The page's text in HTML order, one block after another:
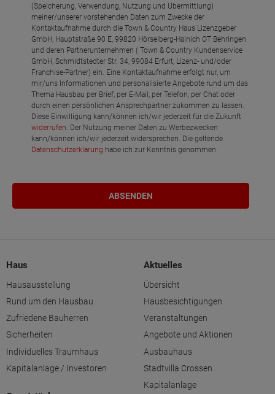
(Speicherung, Verwendung, Nutzung und Übermittlung)
meiner/unserer vorstehenden Daten zum Zwecke der
Kontaktaufnahme durch die Town & Country Haus Lizenzgeber
GmbH, Hauptstraße 90 E, 99820 Hörselberg-Hainich OT Behringen
und deren Partnerunternehmen ( Town & Country Kundenservice
GmbH, Schmidtstedter Str. 34, 99084 Erfurt, Lizenz- und/oder
Franchise-Partner) ein. Eine Kontaktaufnahme erfolgt nur, um
mir/uns Informationen und personalisierte Angebote rund um das
Thema Hausbau per Brief, per E-Mail, per Telefon, per Chat oder
durch einen persönlichen Ansprechpartner zukommen zu lassen.
Diese Einwilligung kann/können ich/wir jederzeit für die Zukunft
widerrufen . Der Nutzung meiner Daten zu Werbezwecken
kann/können ich/wir jederzeit widersprechen. Die geltende
Datenschutzerklärung habe ich zur Kenntnis genommen.
Haus
Hausausstellung
Rund um den Hausbau
Zufriedene Bauherren
Sicherheiten
Individuelles Traumhaus
Kapitalanlage / Investoren
Aktuelles
Übersicht
Hausbesichtigungen
Veranstaltungen
Angebote und Aktionen
Ausbauhaus
Stadtvilla Crossen
Kapitalanlage